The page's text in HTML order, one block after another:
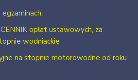
opłat ustawowych, za
wodniackie
na stopnie motorowodne od roku